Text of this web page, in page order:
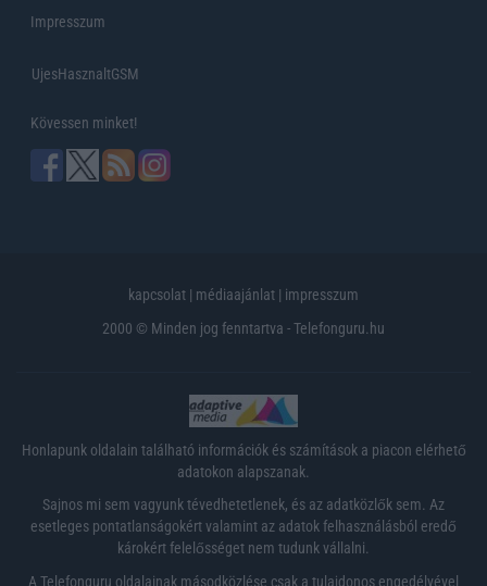
Impresszum
UjesHasznaltGSM
Kövessen minket!
kapcsolat | médiaajánlat | impresszum
2000 © Minden jog fenntartva - Telefonguru.hu
Honlapunk oldalain található információk és számítások a piacon elérhető
adatokon alapszanak.
Sajnos mi sem vagyunk tévedhetetlenek, és az adatközlők sem. Az
esetleges pontatlanságokért valamint az adatok felhasználásból eredő
károkért felelősséget nem tudunk vállalni.
A Telefonguru oldalainak másodközlése csak a tulajdonos engedélyével